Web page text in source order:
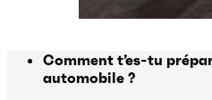
Comment t’es-tu
automobile ?